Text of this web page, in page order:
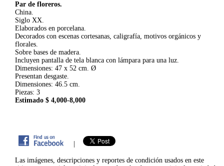
Par de floreros.
China.
Siglo XX.
Elaborados en porcelana.
Decorados con escenas cortesanas, caligrafía, motivos orgánicos y
florales.
Sobre bases de madera.
Incluyen pantalla de tela blanca con lámpara para una luz.
Dimensiones: 47 x 52 cm. Ø
Presentan desgaste.
Dimensiones: 46.5 cm.
Piezas: 3
Estimado $ 4,000-8,000
|
Las imágenes, descripciones y reportes de condición usados en este